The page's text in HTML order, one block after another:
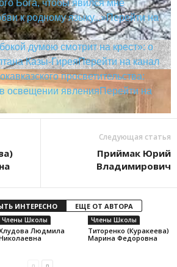
Бога, чтобы явился мне
к родному языку...»Перейти на
думою смотрит на крест»: о
Казы-ГиреяПерейти на канал
просветительства:
освещении явленияПерейти на
Следующая статья
Приймак Юрий
Владимирович
ИНТЕРЕСНО ЕЩЕ ОТ АВТОРА
Члены Школы
Людмила
Члены Школы
Титоренко (Куракеева)
Марина Федоровна